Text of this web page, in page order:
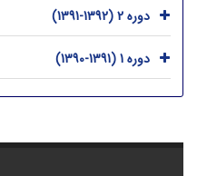
دوره 2 (1392-1391)
دوره 1 (1391-1390)